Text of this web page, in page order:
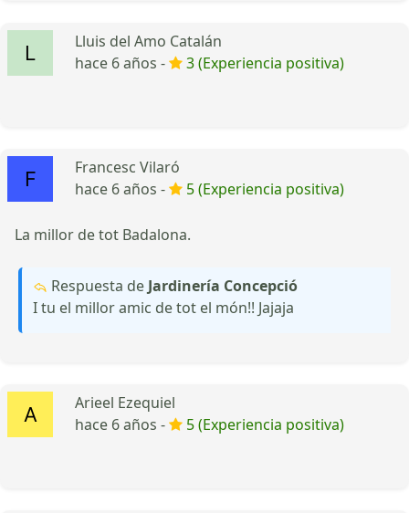
Lluis del Amo Catalán
hace 6 años -
3 (Experiencia positiva)
Francesc Vilaró
hace 6 años -
5 (Experiencia positiva)
La millor de tot Badalona.
Respuesta de Jardinería Concepció
I tu el millor amic de tot el món!! Jajaja
Arieel Ezequiel
hace 6 años -
5 (Experiencia positiva)